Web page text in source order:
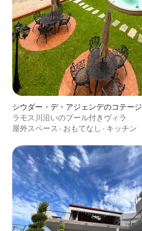
シウダー・デ・アジェンデのコテージ
ラモス川沿いのプール付きヴィラ
屋外スペース · おもてなし · キッチン